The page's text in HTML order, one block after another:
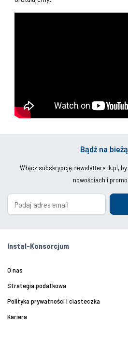
Bądź na
Włącz subskrypcję newslettera ik.pl,
nowościach i
Instal-Konsorcjum
O nas
Strategia podatkowa
Polityka prywatności i ciasteczka
Kariera